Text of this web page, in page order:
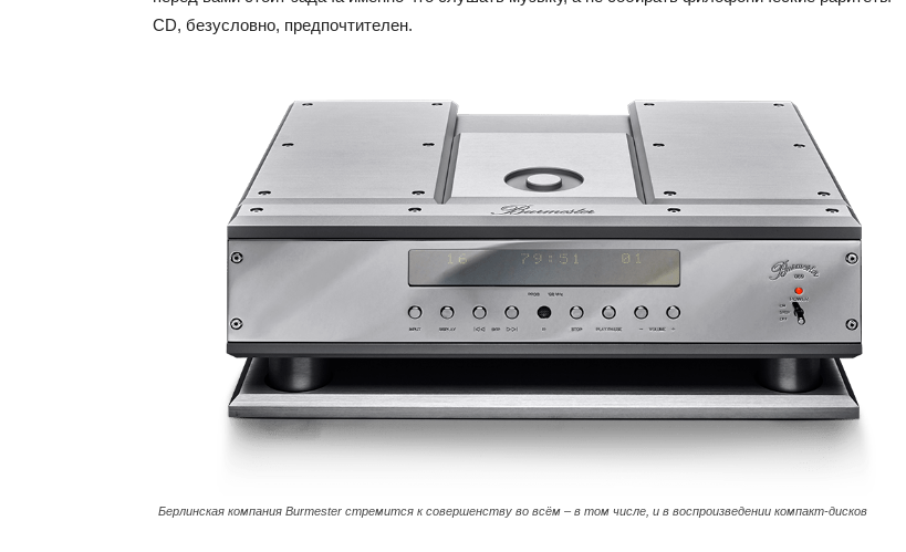
CD, безусловно, предпочтителен.
Берлинская компания Burmester стремится к совершенству во всём – в том числе, и в воспроизведении компакт-дисков